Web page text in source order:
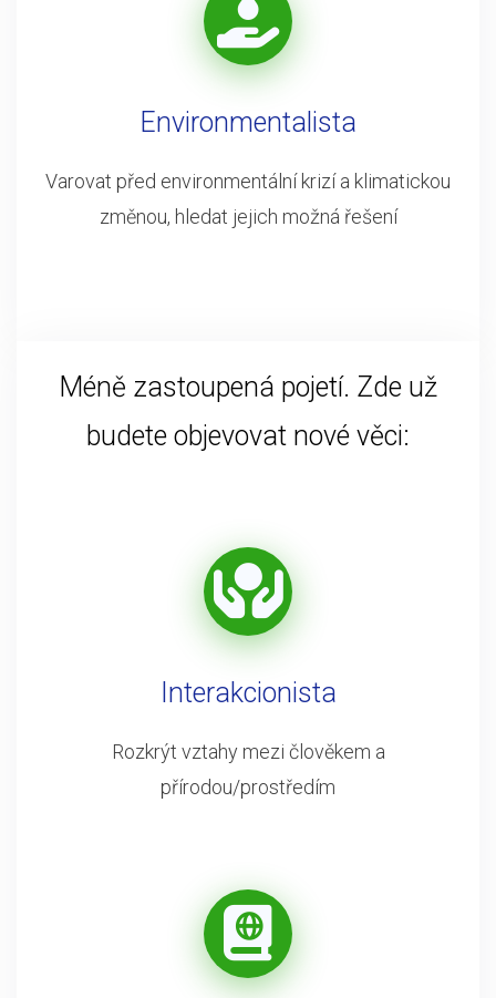
Environmentalista
Varovat před environmentální krizí a klimatickou
změnou, hledat jejich možná řešení
Méně zastoupená pojetí. Zde už
budete objevovat nové věci:
Interakcionista
Rozkrýt vztahy mezi člověkem a
přírodou/prostředím